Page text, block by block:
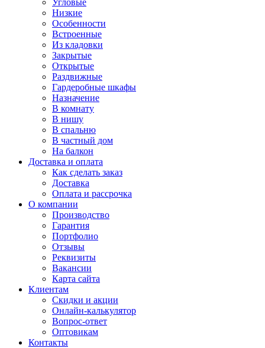
Угловые
Низкие
Особенности
Встроенные
Из кладовки
Закрытые
Открытые
Раздвижные
Гардеробные шкафы
Назначение
В комнату
В нишу
В спальню
В частный дом
На балкон
Доставка и оплата
Как сделать заказ
Доставка
Оплата и рассрочка
О компании
Производство
Гарантия
Портфолио
Отзывы
Реквизиты
Вакансии
Карта сайта
Клиентам
Скидки и акции
Онлайн-калькулятор
Вопрос-ответ
Оптовикам
Контакты